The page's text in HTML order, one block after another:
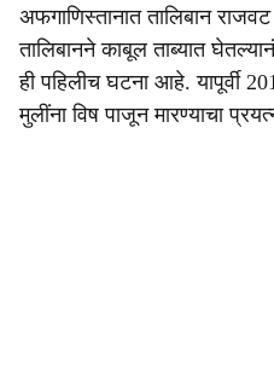
अफगाणिस्तानात तालिबान
तालिबानने काबूल ताब्यात
ही पहिलीच घटना आहे. यापूर्वी
मुलींना विष पाजून मारण्याचा